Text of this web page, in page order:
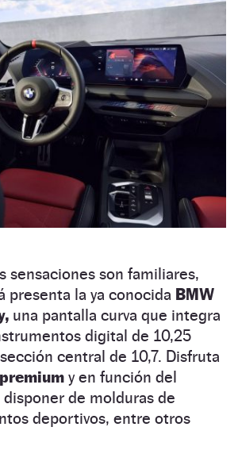
sensaciones son familiares,
presenta la ya conocida BMW
una pantalla curva que integra
digital de 10,25
central de 10,7. Disfruta
y en función del
de molduras de
deportivos, entre otros